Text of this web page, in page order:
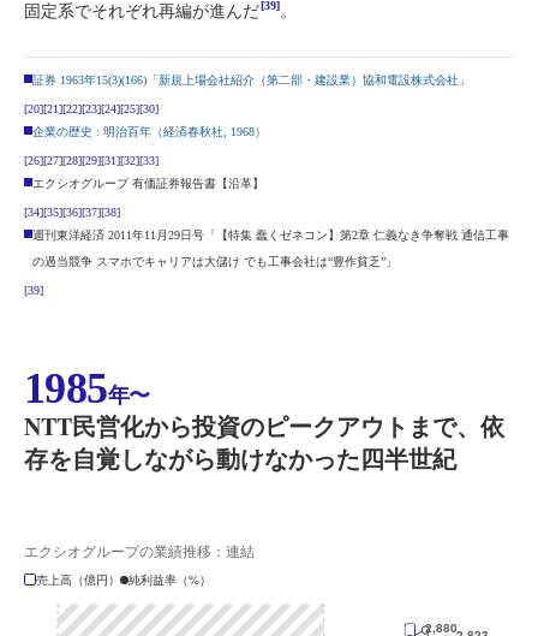
固定系でそれぞれ再編が進んだ [39]。
証券 1963年15(3)(166)「新規上場会社紹介（第二部・建設業）協和電設株式会社」
[20][21][22][23][24][25][30]
企業の歴史 : 明治百年（経済春秋社, 1968）
[26][27][28][29][31][32][33]
エクシオグループ 有価証券報告書【沿革】
[34][35][36][37][38]
週刊東洋経済 2011年11月29日号「【特集 蠢くゼネコン】第2章 仁義なき争奪戦 通信工事
の過当競争 スマホでキャリアは大儲け でも工事会社は“豊作貧乏”」
[39]
1985年〜
NTT民営化から投資のピークアウトまで、依
存を自覚しながら動けなかった四半世紀
エクシオグループの業績推移：連結
売上高（億円）
純利益率（%）